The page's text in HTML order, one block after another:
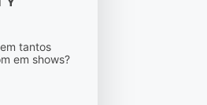
tantos
em shows?